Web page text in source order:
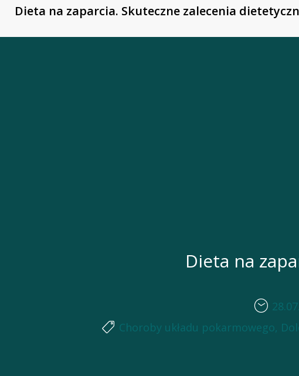
Dieta na zaparcia. Skuteczne zalecenia
Dieta na
Choroby układu pokarmowego,